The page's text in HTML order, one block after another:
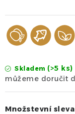
Skladem (>5 ks)
Množstevní sleva